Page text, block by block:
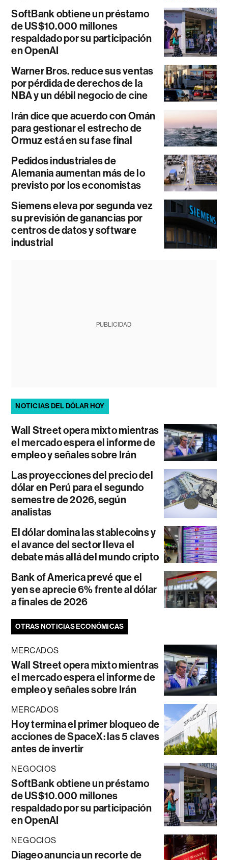
SoftBank obtiene un préstamo
de US$10.000 millones
respaldado por su participación
en OpenAI
Warner Bros. reduce sus ventas
por pérdida de derechos de la
NBA y un débil negocio de cine
Irán dice que acuerdo con Omán
para gestionar el estrecho de
Ormuz está en su fase final
Pedidos industriales de
Alemania aumentan más de lo
previsto por los economistas
Siemens eleva por segunda vez
su previsión de ganancias por
centros de datos y software
industrial
PUBLICIDAD
NOTICIAS DEL DÓLAR HOY
Wall Street opera mixto mientras
el mercado espera el informe de
empleo y señales sobre Irán
Las proyecciones del precio del
dólar en Perú para el segundo
semestre de 2026, según
analistas
El dólar domina las stablecoins y
el avance del sector lleva el
debate más allá del mundo cripto
Bank of America prevé que el
yen se aprecie 6% frente al dólar
a finales de 2026
OTRAS NOTICIAS ECONÓMICAS
MERCADOS
Wall Street opera mixto mientras
el mercado espera el informe de
empleo y señales sobre Irán
MERCADOS
Hoy termina el primer bloqueo de
acciones de SpaceX: las 5 claves
antes de invertir
NEGOCIOS
SoftBank obtiene un préstamo
de US$10.000 millones
respaldado por su participación
en OpenAI
NEGOCIOS
Diageo anuncia un recorte de